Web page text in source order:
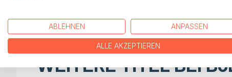
Dieser New-Adult Roman ist der zweite Teil der
WEITERE TITEL BEI
ABLEHNEN ANPASSEN
ALLE AKZEPTIEREN